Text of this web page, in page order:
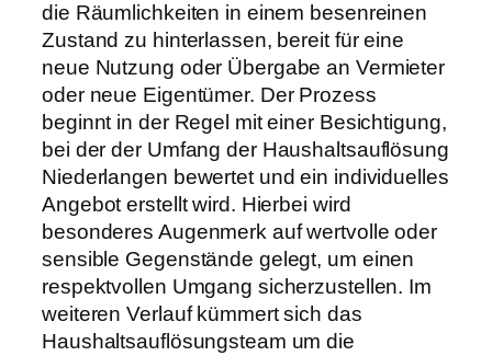
die Räumlichkeiten in einem besenreinen
Zustand zu hinterlassen, bereit für eine
neue Nutzung oder Übergabe an Vermieter
oder neue Eigentümer. Der Prozess
beginnt in der Regel mit einer Besichtigung,
bei der der Umfang der Haushaltsauflösung
Niederlangen bewertet und ein individuelles
Angebot erstellt wird. Hierbei wird
besonderes Augenmerk auf wertvolle oder
sensible Gegenstände gelegt, um einen
respektvollen Umgang sicherzustellen. Im
weiteren Verlauf kümmert sich das
Haushaltsauflösungsteam um die